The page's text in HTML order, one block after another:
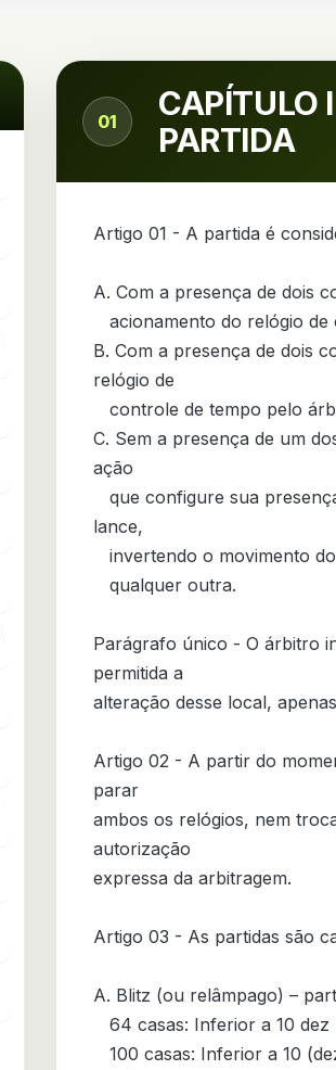
01
CAPÍTULO
PARTIDA
Artigo 01 - A partida é
A. Com a presença de dois
B. Com a presença de dois
relógio de
C. Sem a presença de um
ação
lance,
Parágrafo único - O árbitro
permitida a
alteração desse local,
Artigo 02 - A partir do
parar
ambos os relógios, nem
autorização
expressa da arbitragem.
Artigo 03 - As partidas são
A. Blitz (ou relâmpago) –